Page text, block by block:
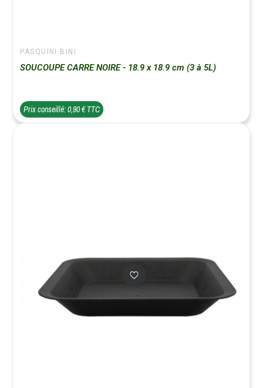
PASQUINI BINI
SOUCOUPE CARRE NOIRE - 18.9 x 18.9 cm (3 à 5L)
Prix conseillé: 0,90 € TTC